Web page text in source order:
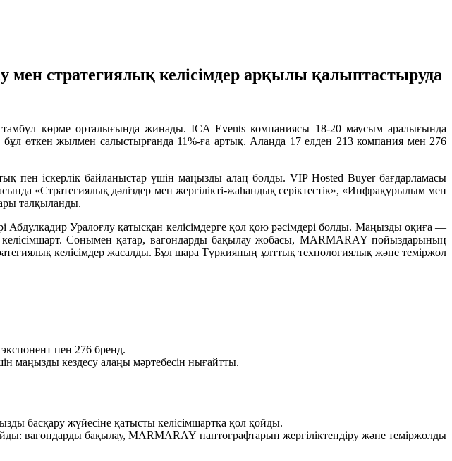
стратегиялық келісімдер арқылы қалыптастыруда
көрме орталығында жинады. ICA Events компаниясы 18-20 маусым аралығында
өткен жылмен салыстырғанда 11%-ға артық. Алаңда 17 елден 213 компания мен 276
пен іскерлік байланыстар үшін маңызды алаң болды. VIP Hosted Buyer бағдарламасы
«Стратегиялық дәліздер мен жергілікті-жаһандық серіктестік», «Инфрақұрылым мен
талқыланды.
Уралоғлу қатысқан келісімдерге қол қою рәсімдері болды. Маңызды оқиға —
Сонымен қатар, вагондарды бақылау жобасы, MARMARAY пойыздарының
келісімдер жасалды. Бұл шара Түркияның ұлттық технологиялық және теміржол
пен 276 бренд.
маңызды кездесу алаңы мәртебесін нығайтты.
басқару жүйесіне қатысты келісімшартқа қол қойды.
вагондарды бақылау, MARMARAY пантографтарын жергіліктендіру және теміржолды